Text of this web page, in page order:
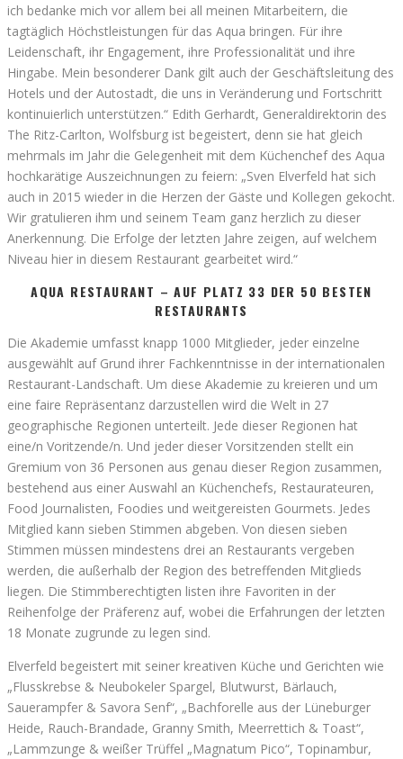
ich bedanke mich vor allem bei all meinen Mitarbeitern, die
tagtäglich Höchstleistungen für das Aqua bringen. Für ihre
Leidenschaft, ihr Engagement, ihre Professionalität und ihre
Hingabe. Mein besonderer Dank gilt auch der Geschäftsleitung des
Hotels und der Autostadt, die uns in Veränderung und Fortschritt
kontinuierlich unterstützen.“ Edith Gerhardt, Generaldirektorin des
The Ritz-Carlton, Wolfsburg ist begeistert, denn sie hat gleich
mehrmals im Jahr die Gelegenheit mit dem Küchenchef des Aqua
hochkarätige Auszeichnungen zu feiern: „Sven Elverfeld hat sich
auch in 2015 wieder in die Herzen der Gäste und Kollegen gekocht.
Wir gratulieren ihm und seinem Team ganz herzlich zu dieser
Anerkennung. Die Erfolge der letzten Jahre zeigen, auf welchem
Niveau hier in diesem Restaurant gearbeitet wird.“
AQUA RESTAURANT – AUF PLATZ 33 DER 50 BESTEN
RESTAURANTS
Die Akademie umfasst knapp 1000 Mitglieder, jeder einzelne
ausgewählt auf Grund ihrer Fachkenntnisse in der internationalen
Restaurant-Landschaft. Um diese Akademie zu kreieren und um
eine faire Repräsentanz darzustellen wird die Welt in 27
geographische Regionen unterteilt. Jede dieser Regionen hat
eine/n Voritzende/n. Und jeder dieser Vorsitzenden stellt ein
Gremium von 36 Personen aus genau dieser Region zusammen,
bestehend aus einer Auswahl an Küchenchefs, Restaurateuren,
Food Journalisten, Foodies und weitgereisten Gourmets. Jedes
Mitglied kann sieben Stimmen abgeben. Von diesen sieben
Stimmen müssen mindestens drei an Restaurants vergeben
werden, die außerhalb der Region des betreffenden Mitglieds
liegen. Die Stimmberechtigten listen ihre Favoriten in der
Reihenfolge der Präferenz auf, wobei die Erfahrungen der letzten
18 Monate zugrunde zu legen sind.
Elverfeld begeistert mit seiner kreativen Küche und Gerichten wie
„Flusskrebse & Neubokeler Spargel, Blutwurst, Bärlauch,
Sauerampfer & Savora Senf“, „Bachforelle aus der Lüneburger
Heide, Rauch-Brandade, Granny Smith, Meerrettich & Toast“,
„Lammzunge & weißer Trüffel „Magnatum Pico“, Topinambur,